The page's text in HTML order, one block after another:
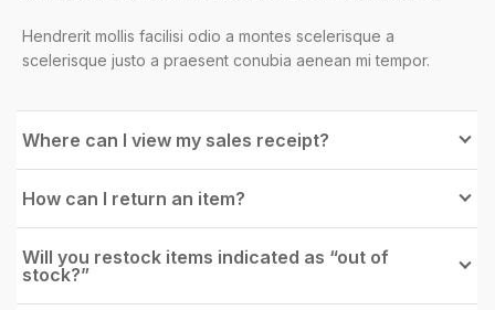
Hendrerit mollis facilisi odio a montes scelerisque a
scelerisque justo a praesent conubia aenean mi tempor.
Where can I view my sales receipt?
How can I return an item?
Will you restock items indicated as “out of
stock?”